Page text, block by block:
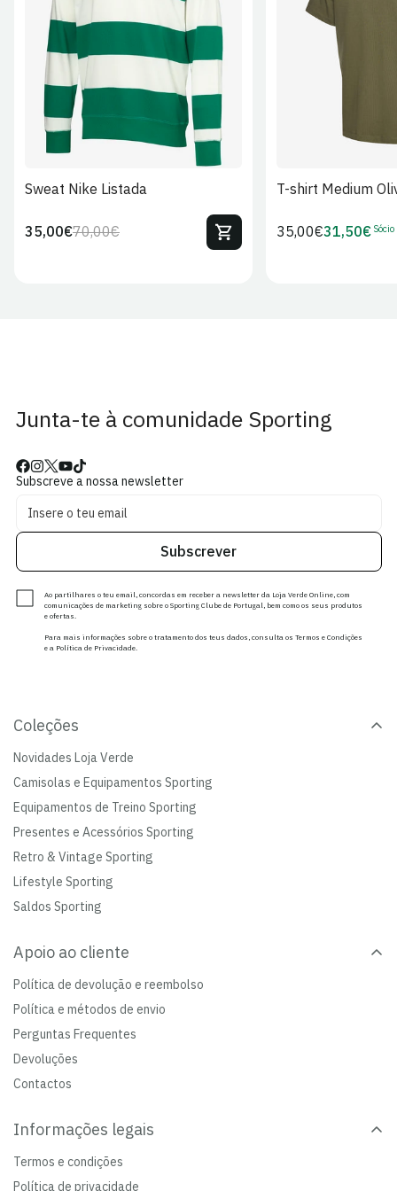
S XL 2XL
Sweat Nike Listada
Preço
70,00€Preço
35,00€
T-shirt Medium
Preço
35,00€Preço
31,50€ Sócio
Junta-te à comunidade Sporting
Subscreve a nossa newsletter
Subscrever
Ao partilhares o teu email, concordas em receber a newsletter da Loja Verde Online, com
comunicações de marketing sobre o Sporting Clube de Portugal, bem como os seus produtos
e ofertas.
Para mais informações sobre o tratamento dos teus dados, consulta os Termos e Condições
e a Política de Privacidade.
Coleções
Novidades Loja Verde
Camisolas e Equipamentos Sporting
Equipamentos de Treino Sporting
Presentes e Acessórios Sporting
Retro & Vintage Sporting
Lifestyle Sporting
Saldos Sporting
Apoio ao cliente
Política de devolução e reembolso
Política e métodos de envio
Perguntas Frequentes
Devoluções
Contactos
Informações legais
Termos e condições
Política de privacidade